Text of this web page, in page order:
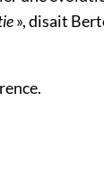
», disait